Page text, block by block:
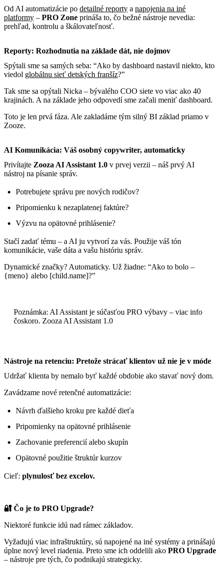
Od AI automatizácie po detailné reporty a napojenia na iné
platformy – PRO Zone prináša to, čo bežné nástroje nevedia:
prehľad, kontrolu a škálovateľnosť.
Reporty: Rozhodnutia na základe dát, nie dojmov
Spýtali sme sa samých seba: “Ako by dashboard nastavil niekto, kto
viedol globálnu sieť detských franšíz?”
Tak sme sa opýtali Nicka – bývalého COO siete vo viac ako 40
krajinách. A na základe jeho odpovedí sme začali meniť dashboard.
Toto je len prvá fáza. Ale zakladáme tým silný BI základ priamo v
Zooze.
AI Komunikácia: Váš osobný copywriter, automaticky
Privítajte Zooza AI Assistant 1.0 v prvej verzii – náš prvý AI
nástroj na písanie správ.
Potrebujete správu pre nových rodičov?
Pripomienku k nezaplatenej faktúre?
Výzvu na opätovné prihlásenie?
Stačí zadať tému – a AI ju vytvorí za vás. Použije váš tón
komunikácie, vaše dáta a vašu históriu správ.
Dynamické značky? Automaticky. Už žiadne: “Ako to bolo –
{meno} alebo [child.name]?”
Poznámka: AI Assistant je súčasťou PRO výbavy – viac info
čoskoro. Zooza AI Assistant 1.0
Nástroje na retenciu: Pretože strácať klientov už nie je v móde
Udržať klienta by nemalo byť každé obdobie ako stavať nový dom.
Zavádzame nové retenčné automatizácie:
Návrh ďalšieho kroku pre každé dieťa
Pripomienky na opätovné prihlásenie
Zachovanie preferencií alebo skupín
Opätovné použitie štruktúr kurzov
Cieľ: plynulosť bez excelov.
🔐 Čo je to PRO Upgrade?
Niektoré funkcie idú nad rámec základov.
Vyžadujú viac infraštruktúry, sú napojené na iné systémy a prinášajú
úplne nový level riadenia. Preto sme ich oddelili ako PRO Upgrade
– nástroje pre tých, čo podnikajú strategicky.